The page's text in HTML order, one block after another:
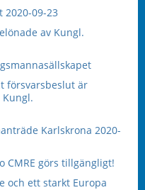
2020-09-23
av Kungl.
försvarsbeslut är
Karlskrona 2020-
CMRE görs tillgängligt!
och ett starkt Europa